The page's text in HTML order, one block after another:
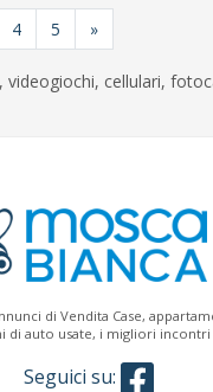
4 5 »
videogiochi, cellulari,
di Vendita Case,
di auto usate, i migliori incontri
Seguici su: